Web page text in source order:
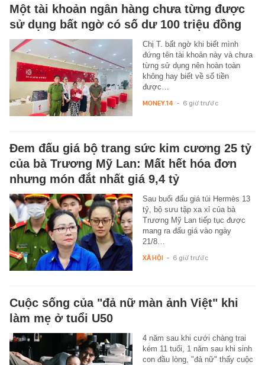
Một tài khoản ngân hàng chưa từng được
sử dụng bất ngờ có số dư 100 triệu đồng
Chị T. bất ngờ khi biết mình
đứng tên tài khoản này và chưa
từng sử dụng nên hoàn toàn
không hay biết về số tiền
được…
MONEY.14 - 6 giờ trước
Đem đấu giá bộ trang sức kim cương 25 tỷ
của bà Trương Mỹ Lan: Mất hết hóa đơn
nhưng món đắt nhất giá 9,4 tỷ
Sau buổi đấu giá túi Hermès 13
tỷ, bộ sưu tập xa xỉ của bà
Trương Mỹ Lan tiếp tục được
mang ra đấu giá vào ngày
21/8…
XÃ HỘI - 6 giờ trước
Cuộc sống của "đả nữ màn ảnh Việt" khi
làm mẹ ở tuổi U50
4 năm sau khi cưới chàng trai
kém 11 tuổi, 1 năm sau khi sinh
con đầu lòng, "đả nữ" thấy cuộc